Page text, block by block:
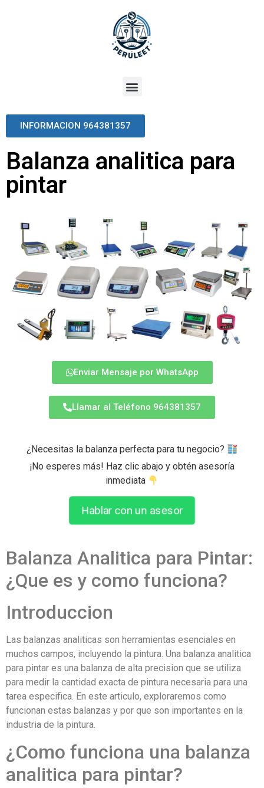
INFORMACION 964381357
Balanza analitica para
pintar
Enviar Mensaje por WhatsApp
Llamar al Teléfono 964381357
¿Necesitas la balanza perfecta para tu negocio?
¡No esperes más! Haz clic abajo y obtén asesoría
inmediata
Hablar con un asesor
Balanza Analitica para Pintar:
¿Que es y como funciona?
Introduccion
Las balanzas analiticas son herramientas esenciales en
muchos campos, incluyendo la pintura. Una balanza analitica
para pintar es una balanza de alta precision que se utiliza
para medir la cantidad exacta de pintura necesaria para una
tarea especifica. En este articulo, exploraremos como
funcionan estas balanzas y por que son importantes en la
industria de la pintura.
¿Como funciona una balanza
analitica para pintar?